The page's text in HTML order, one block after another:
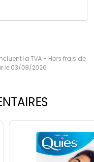
la TVA - Hors frais de
le 03/08/2026